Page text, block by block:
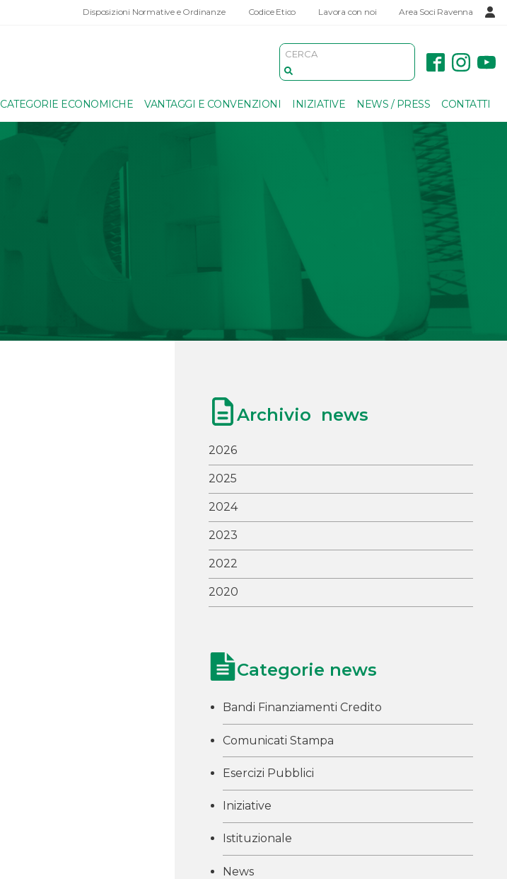
Disposizioni Normative e Ordinanze Codice Etico Lavora con noi Area Soci Ravenna
CATEGORIE ECONOMICHE VANTAGGI E CONVENZIONI INIZIATIVE NEWS / PRESS CONTATTI
Archivio news
2026
2025
2024
2023
2022
2020
Categorie news
Bandi Finanziamenti Credito
Comunicati Stampa
Esercizi Pubblici
Iniziative
Istituzionale
News